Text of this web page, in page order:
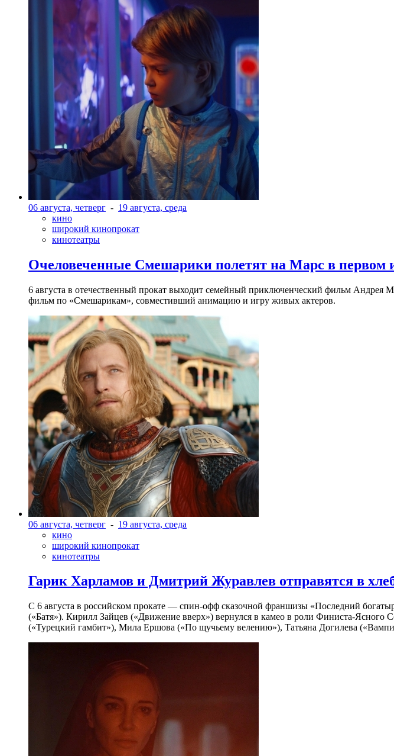
06 августа, четверг - 19 августа, среда
кино
широкий кинопрокат
кинотеатры
Очеловеченные Смешарики полетят на Марс в
6 августа в отечественный прокат выходит семейный приключенческий фильм
фильм по «Смешарикам», совместивший анимацию и игру живых актеров.
06 августа, четверг - 19 августа, среда
кино
широкий кинопрокат
кинотеатры
Гарик Харламов и Дмитрий Журавлев отправятся в
С 6 августа в российском прокате — спин-офф сказочной франшизы «Последний
(«Батя»). Кирилл Зайцев («Движение вверх») вернулся в камео в роли Финиста-Ясного
(«Турецкий гамбит»), Мила Ершова («По щучьему велению»), Татьяна Догилева